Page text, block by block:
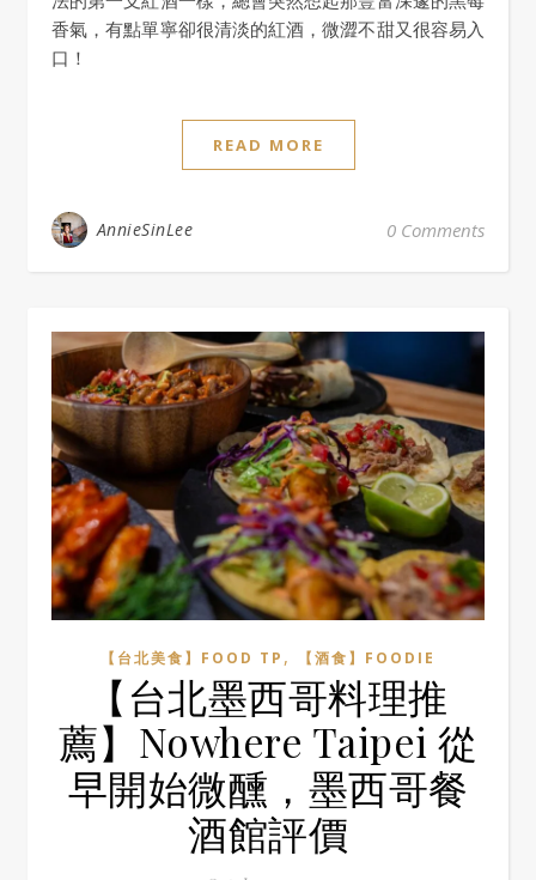
香氣，有點單寧卻很清淡的紅酒，微澀不甜又很容易入
口！
READ MORE
AnnieSinLee 0 Comments
【台北美食】FOOD TP , 【酒食】FOODIE
【台北墨西哥料理推
薦】Nowhere Taipei 從
早開始微醺，墨西哥餐
酒館評價